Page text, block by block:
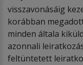
visszavonásáig
korábban
minden általa
azonnali
feltüntetett